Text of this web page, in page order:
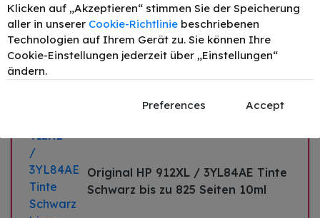
Druckleistung: 25,46 € –
Original HP 912XL / 3YL84AE Tinte
Schwarz bis zu 825 Seiten 10ml
Klicken auf „Akzeptieren“ stimmen Sie der Speicherung
aller in unserer Cookie-Richtlinie beschriebenen
Technologien auf Ihrem Gerät zu. Sie können Ihre
Cookie-Einstellungen jederzeit über „Einstellungen“
ändern.
Preferences Accept